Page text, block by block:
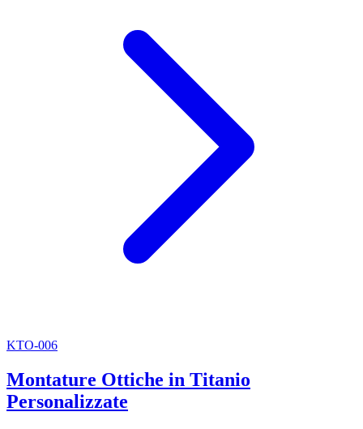
KTO-006
Montature Ottiche in Titanio
Personalizzate